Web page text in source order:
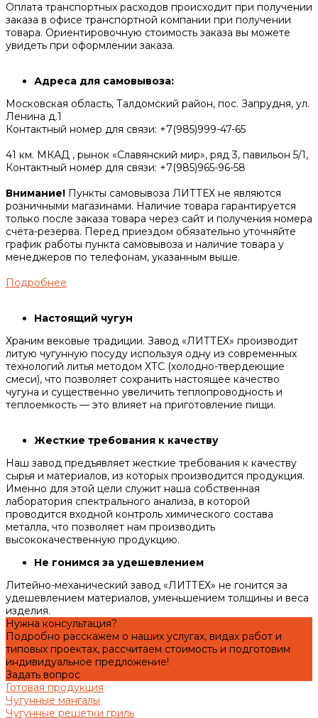
Оплата транспортных расходов происходит при получении
заказа в офисе транспортной компании при получении
товара. Ориентировочную стоимость заказа вы можете
увидеть при оформлении заказа.
Адреса для самовывоза:
Московская область, Талдомский район, пос. Запрудня, ул.
Ленина д.1
Контактный номер для связи: +7(985)999-47-65
41 км. МКАД , рынок «Славянский мир», ряд 3, павильон 5/1,
Контактный номер для связи: +7(985)965-96-58
Внимание! Пункты самовывоза ЛИТТЕХ не являются
розничными магазинами. Наличие товара гарантируется
только после заказа товара через сайт и получения номера
счёта-резерва. Перед приездом обязательно уточняйте
график работы пункта самовывоза и наличие товара у
менеджеров по телефонам, указанным выше.
Подробнее
Настоящий чугун
Храним вековые традиции. Завод «ЛИТТЕХ» производит
литую чугунную посуду используя одну из современных
технологий литья методом ХТС (холодно-твердеющие
смеси), что позволяет сохранить настоящее качество
чугуна и существенно увеличить теплопроводность и
теплоемкость — это влияет на приготовление пищи.
Жесткие требования к качеству
Наш завод предъявляет жесткие требования к качеству
сырья и материалов, из которых производится продукция.
Именно для этой цели служит наша собственная
лаборатория спектрального анализа, в которой
проводится входной контроль химического состава
металла, что позволяет нам производить
высококачественную продукцию.
Не гонимся за удешевлением
Литейно-механический завод «ЛИТТЕХ» не гонится за
удешевлением материалов, уменьшением толщины и веса
изделия.
Нужна консультация?
Подробно расскажем о наших услугах, видах работ и
типовых проектах, рассчитаем стоимость и подготовим
индивидуальное предложение!
Задать вопрос
Готовая продукция
Чугунные мангалы
Чугунные решетки гриль